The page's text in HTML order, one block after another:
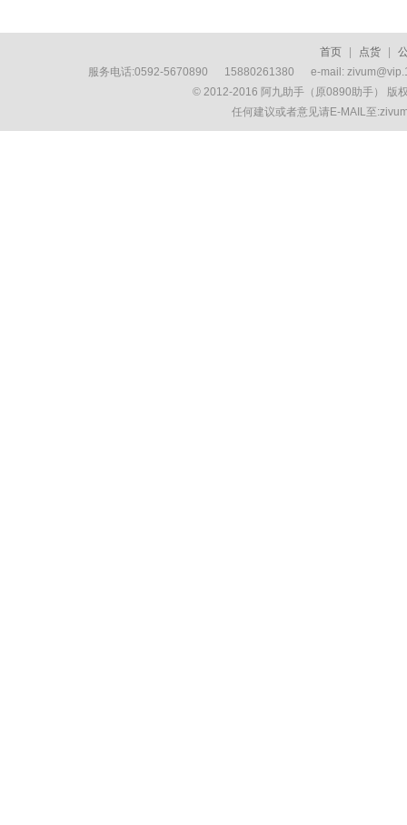
首页 点货
服务电话:0592-5670890 15880261380 e-mail:
© 2012-2016 阿九助手（原0890助手） 版
任何建议或者意见请E-MAIL至